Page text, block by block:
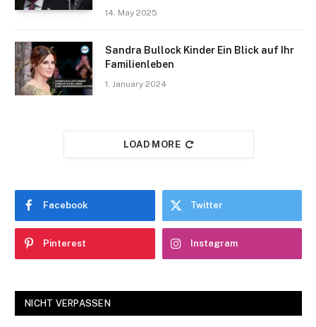
14. May 2025
Sandra Bullock Kinder Ein Blick auf Ihr
Familienleben
1. January 2024
LOAD MORE
Facebook Twitter
Pinterest Instagram
NICHT VERPASSEN